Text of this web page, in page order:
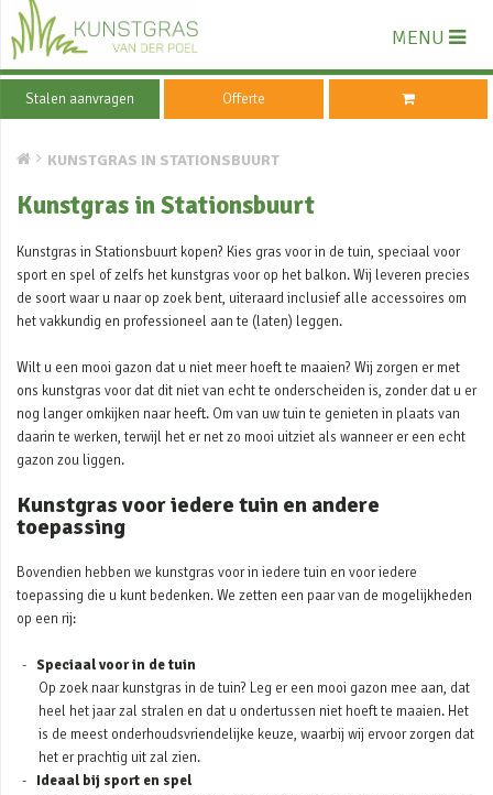
MENU
Stalen aanvragen Offerte
KUNSTGRAS IN STATIONSBUURT
Kunstgras in Stationsbuurt
Kunstgras in Stationsbuurt kopen? Kies gras voor in de tuin, speciaal voor
sport en spel of zelfs het kunstgras voor op het balkon. Wij leveren precies
de soort waar u naar op zoek bent, uiteraard inclusief alle accessoires om
het vakkundig en professioneel aan te (laten) leggen.
Wilt u een mooi gazon dat u niet meer hoeft te maaien? Wij zorgen er met
ons kunstgras voor dat dit niet van echt te onderscheiden is, zonder dat u er
nog langer omkijken naar heeft. Om van uw tuin te genieten in plaats van
daarin te werken, terwijl het er net zo mooi uitziet als wanneer er een echt
gazon zou liggen.
Kunstgras voor iedere tuin en andere
toepassing
Bovendien hebben we kunstgras voor in iedere tuin en voor iedere
toepassing die u kunt bedenken. We zetten een paar van de mogelijkheden
op een rij:
Speciaal voor in de tuin
Op zoek naar kunstgras in de tuin? Leg er een mooi gazon mee aan, dat
heel het jaar zal stralen en dat u ondertussen niet hoeft te maaien. Het
is de meest onderhoudsvriendelijke keuze, waarbij wij ervoor zorgen dat
het er prachtig uit zal zien.
Ideaal bij sport en spel